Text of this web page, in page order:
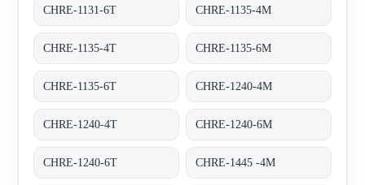
CHRE-1131-6T CHRE-1135-4M
CHRE-1135-4T CHRE-1135-6M
CHRE-1135-6T CHRE-1240-4M
CHRE-1240-4T CHRE-1240-6M
CHRE-1240-6T CHRE-1445 -4M